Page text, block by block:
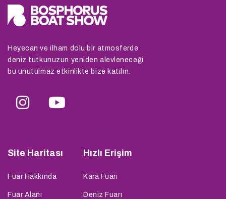
Heyecan ve ilham dolu bir atmosferde
deniz tutkunuzun yeniden alevleneceği
bu unutulmaz etkinlikte bize katılın.
Site Haritası
Fuar Hakkında
Fuar Alanı
Hızlı Erişim
Kara Fuarı
Deniz Fuarı